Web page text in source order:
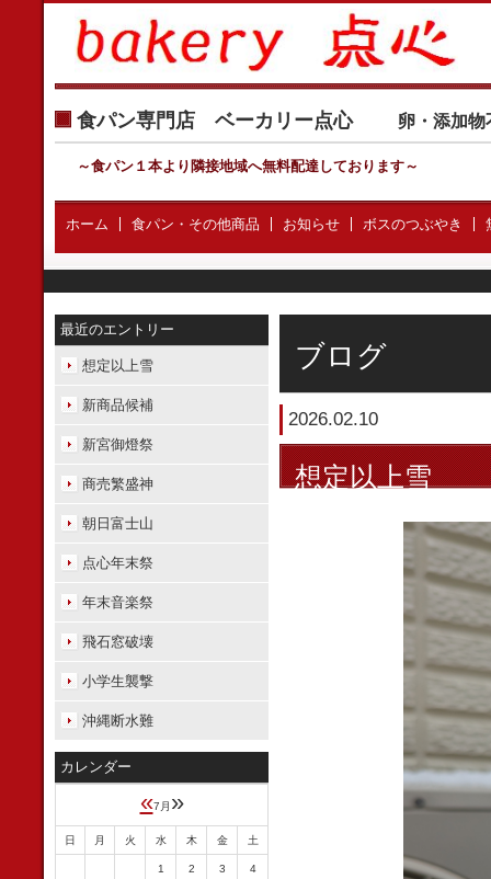
食パン専門店 ベーカリー点心 卵・添加
～食パン１本より隣接地域へ無料配達しております～
ホーム 食パン・その他商品 お知らせ ボスのつぶやき
ブログ
2026.02.10
想定以上雪
最近のエントリー
想定以上雪
新商品候補
新宮御燈祭
商売繁盛神
朝日富士山
点心年末祭
年末音楽祭
飛石窓破壊
小学生襲撃
沖縄断水難
カレンダー
«7月 »
日 月 火 水 木 金 土
1 2 3 4